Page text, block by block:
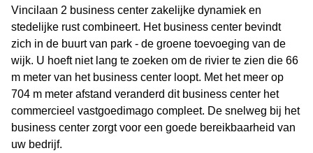
Vincilaan 2 business center zakelijke dynamiek en
stedelijke rust combineert. Het business center bevindt
zich in de buurt van park - de groene toevoeging van de
wijk. U hoeft niet lang te zoeken om de rivier te zien die 66
m meter van het business center loopt. Met het meer op
704 m meter afstand veranderd dit business center het
commercieel vastgoedimago compleet. De snelweg bij het
business center zorgt voor een goede bereikbaarheid van
uw bedrijf.